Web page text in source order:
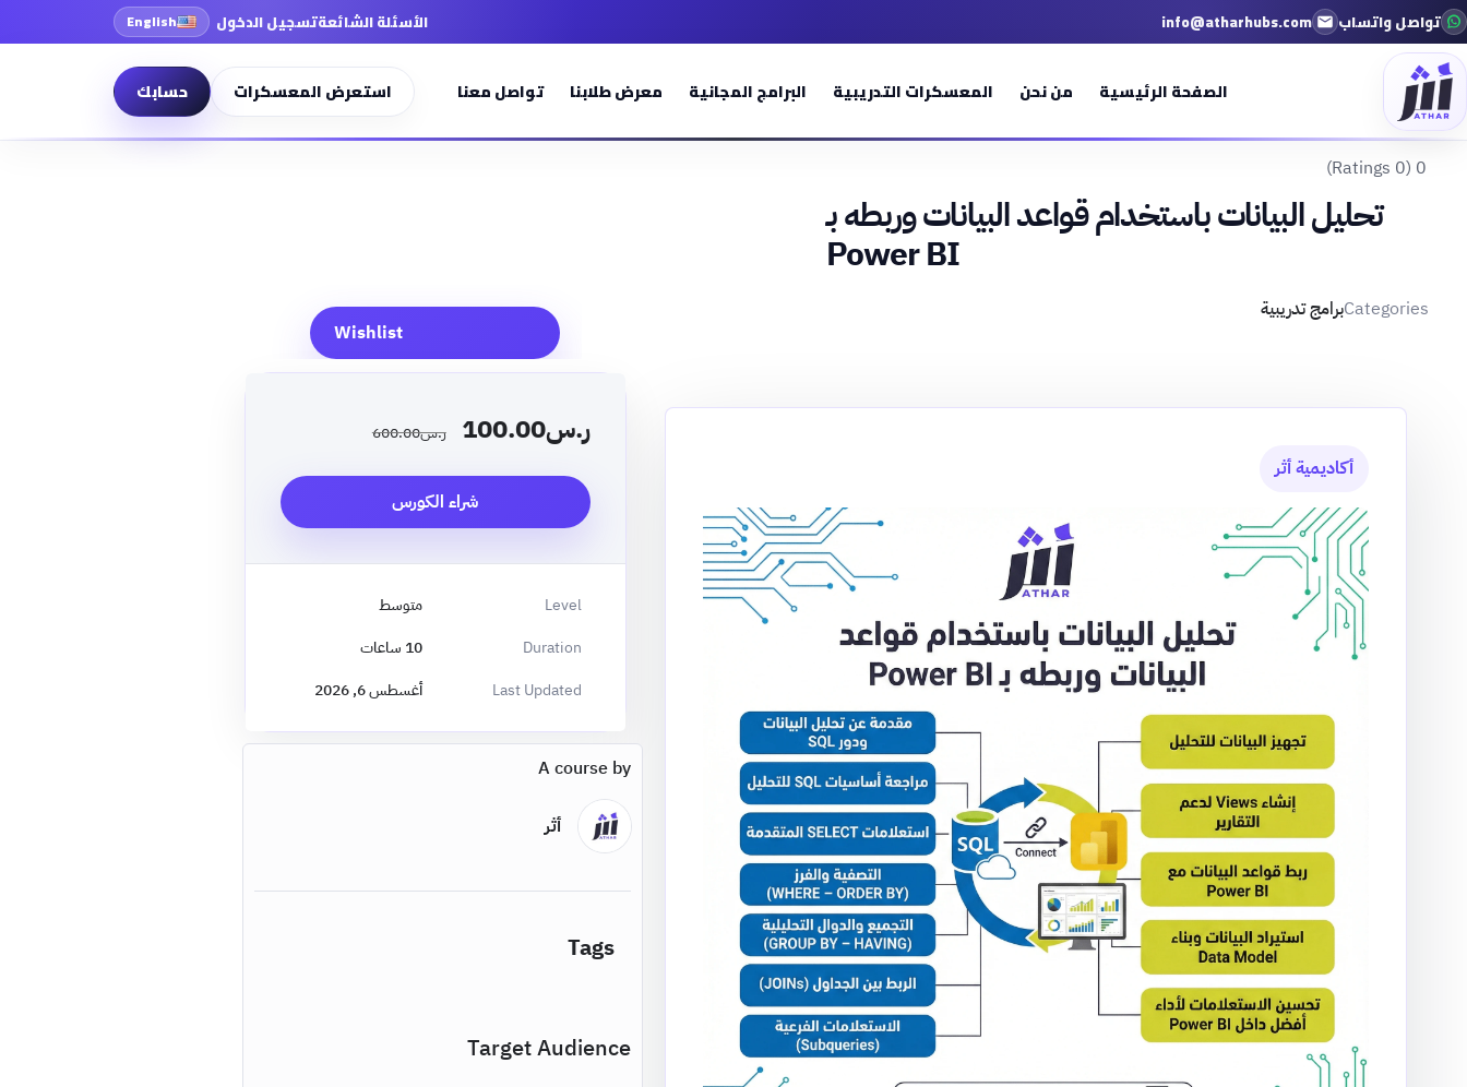
تواصل واتساب info@atharhubs.com الأسئلة الشائعةتسجيل الدخول English
الصفحة الرئيسية من نحن المعسكرات التدريبية البرامج المجانية معرض طلابنا تواصل معنا استعرض المعسكرات حسابك
0 (0 Ratings)
تحليل البيانات باستخدام قواعد البيانات وربطه بـ
Power BI
Categoriesبرامج تدريبية
Wishlist
ر.س100.00 ر.س600.00
شراء الكورس
Level
متوسط
Duration
10 ساعات
Last Updated
أغسطس 6, 2026
A course by
أثر
Tags
Target Audience